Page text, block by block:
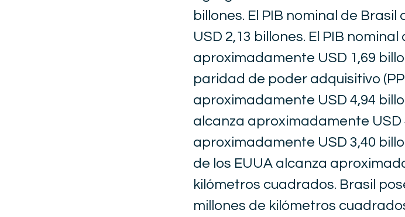
billones. El PIB nominal de
USD 2,13 billones. El PIB
aproximadamente USD 1,69
paridad de poder adquisitivo
aproximadamente USD 4,94
alcanza aproximadamente USD
aproximadamente USD 3,40
de los EUUA alcanza
kilómetros cuadrados. Brasil
millones de kilómetros